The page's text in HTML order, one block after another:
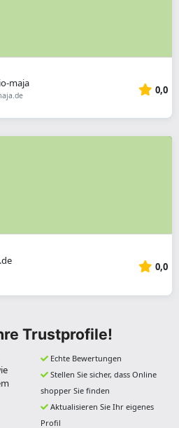
maja
0,0
0,0
Trustprofile!
Echte Bewertungen
Stellen Sie sicher, dass Online
shopper Sie finden
Aktualisieren Sie Ihr eigenes
Profil